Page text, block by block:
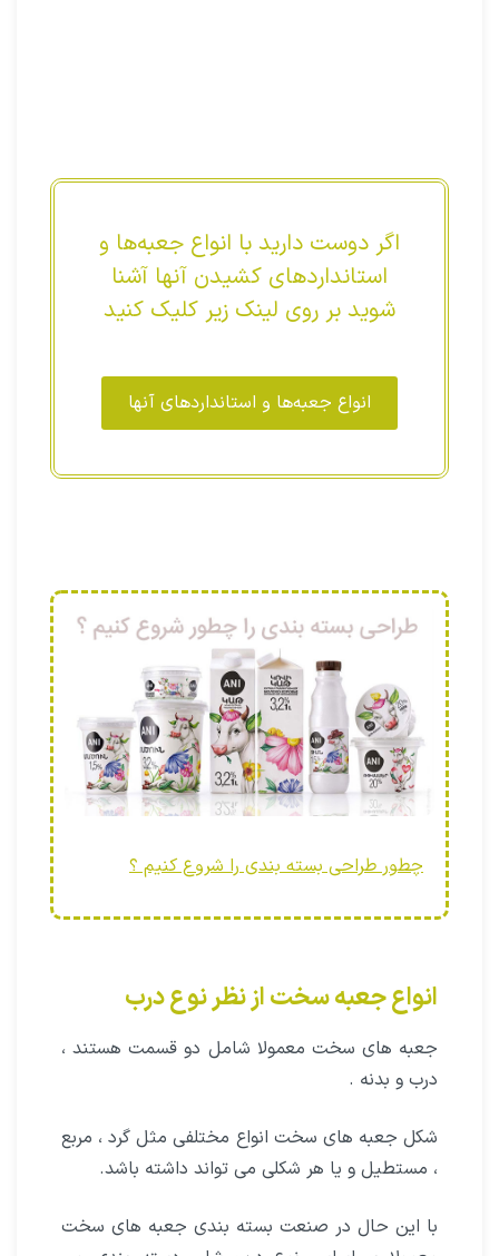
اگر دوست دارید با انواع جعبه‌ها و
استانداردهای کشیدن آنها آشنا
شوید بر روی لینک زیر کلیک کنید
انواع جعبه‌ها و استانداردهای آنها
چطور طراحی بسته بندی را شروع کنیم ؟
انواع جعبه سخت از نظر نوع درب
جعبه های سخت معمولا شامل دو قسمت هستند ،
درب و بدنه .
شکل جعبه های سخت انواع مختلفی مثل گرد ، مربع
، مستطیل و یا هر شکلی می تواند داشته باشد.
با این حال در صنعت بسته بندی جعبه های سخت